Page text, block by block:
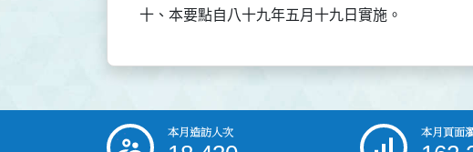
十、本要點自八十九年五月十九日實施。
::: 本月造訪人次 本月頁面